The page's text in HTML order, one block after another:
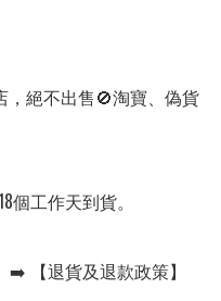
，絕不出售🚫淘寶、偽貨
個工作天到貨。
【退貨及退款政策】